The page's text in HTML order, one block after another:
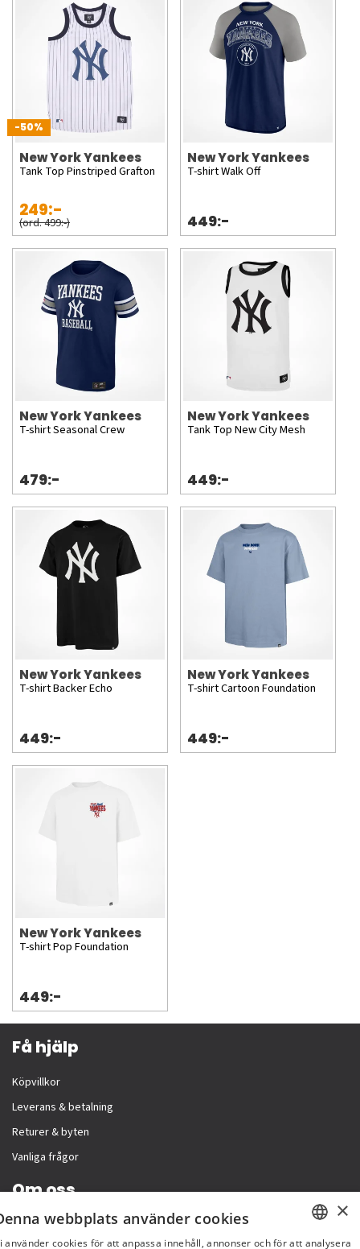
-50%
New York Yankees
Tank Top Pinstriped Grafton
249:-
(ord. 499:-)
New York Yankees
T-shirt Walk Off
449:-
New York Yankees
T-shirt Seasonal Crew
479:-
New York Yankees
Tank Top New City Mesh
449:-
New York Yankees
T-shirt Backer Echo
449:-
New York Yankees
T-shirt Cartoon Foundation
449:-
New York Yankees
T-shirt Pop Foundation
449:-
Få hjälp
Köpvillkor
Leverans & betalning
Returer & byten
Vanliga frågor
Om oss
Företagsinformation
×
webbplats använder cookies
använder cookies för att anpassa innehåll, annonser och för att analysera